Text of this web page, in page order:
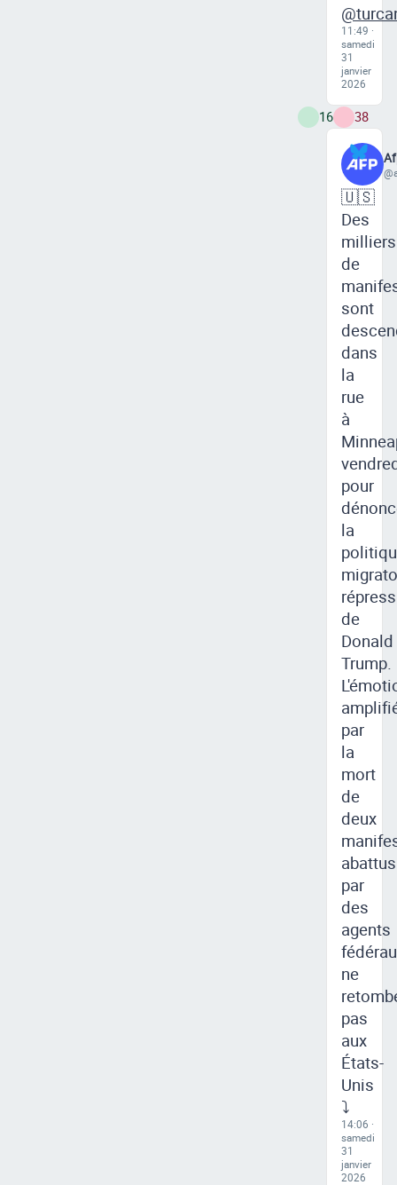
11:49 ·
samedi
31
janvier
2026
16 38
🇺🇸
Des
milliers
de
sont
dans
la
rue
à
pour
la
de
Donald
Trump.
par
la
mort
de
deux
abattus
par
des
agents
ne
pas
aux
États-
Unis
⤵
14:06 ·
samedi
31
janvier
2026